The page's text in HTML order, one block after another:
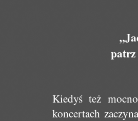
Kiedyś też
koncertach